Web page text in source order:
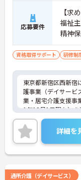
応募要件
【求
福祉
精神
資格取得サポート 研修制
東京都新宿区西新宿
護事業（デイサービ
業・居宅介護支援事
1年12月1日現在）
日勤のみで残業はあ
ートが両立できる環
のある方でも、研修
安心してお仕事をス
ご興味ある方には、
い。
詳細を
通所介護（デイサービス）